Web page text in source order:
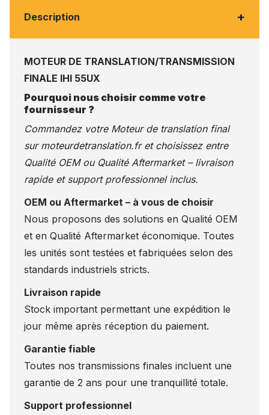
Description +
MOTEUR DE TRANSLATION/TRANSMISSION
FINALE IHI 55UX
Pourquoi nous choisir comme votre
fournisseur ?
Commandez votre Moteur de translation final
sur moteurdetranslation.fret choisissez entre
Qualité OEM ou Qualité Aftermarket – livraison
rapide et support professionnel inclus.
OEM ou Aftermarket – à vous de choisir
Nous proposons des solutions en Qualité OEM
et en Qualité Aftermarket économique. Toutes
les unités sont testées et fabriquées selon des
standards industriels stricts.
Livraison rapide
Stock important permettant une expédition le
jour même après réception du paiement.
Garantie fiable
Toutes nos transmissions finales incluent une
garantie de 2 ans pour une tranquillité totale.
Support professionnel